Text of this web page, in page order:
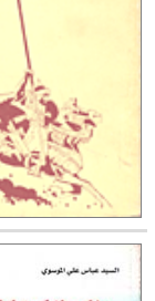
تواصل